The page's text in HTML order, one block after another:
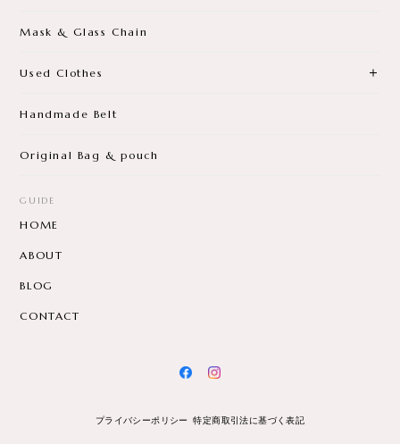
Mask & Glass Chain
Used Clothes
Handmade Belt
Original Bag & pouch
GUIDE
HOME
ABOUT
BLOG
CONTACT
プライバシーポリシー 特定商取引法に基づく表記